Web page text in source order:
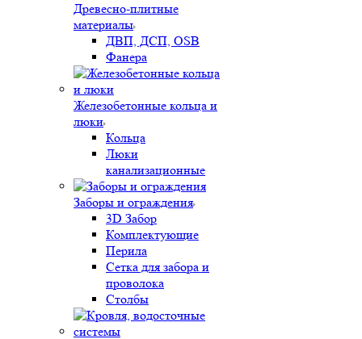
Древесно-плитные
материалы
ДВП, ДСП, OSB
Фанера
Железобетонные кольца и
люки
Кольца
Люки
канализационные
Заборы и ограждения
3D Забор
Комплектующие
Перила
Сетка для забора и
проволока
Столбы